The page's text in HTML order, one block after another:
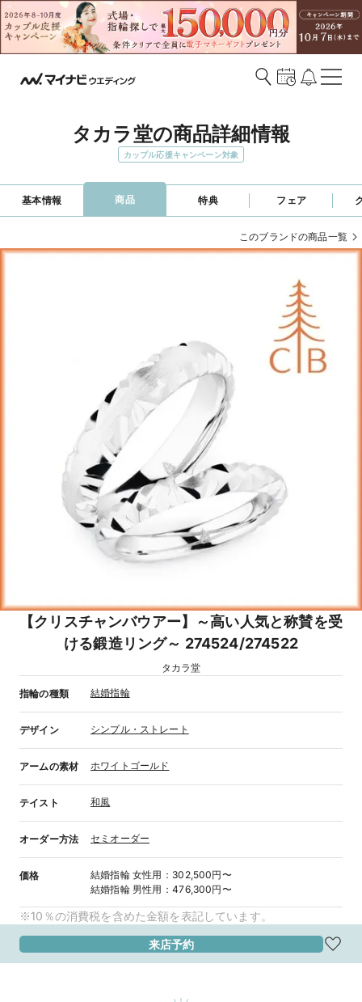
タカラ堂の商品詳細情報
カップル応援キャンペーン対象
基本情報 商品 特典 フェア
このブランドの商品一覧
【クリスチャンバウアー】～高い人気と称賛を受
ける鍛造リング～ 274524/274522
タカラ堂
指輪の種類 結婚指輪
デザイン シンプル・ストレート
アームの素材 ホワイトゴールド
テイスト 和風
オーダー方法 セミオーダー
価格 結婚指輪 女性用 ： 302,500円〜
結婚指輪 男性用 ：476,300円〜
※10％の消費税を含めた金額を表記しています。
来店予約